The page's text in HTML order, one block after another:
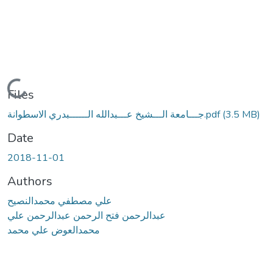
Loading...
Files
جـــامعة الـــشيخ عـــبدالله الــــــبدري الاسطوانة.pdf(3.5 MB)
Date
2018-11-01
Authors
علي مصطفي محمدالنصيح
عبدالرحمن فتح الرحمن عبدالرحمن علي
محمدالعوض علي محمد